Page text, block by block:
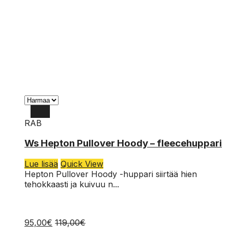
L
S
RAB
Ws Hepton Pullover Hoody – fleecehuppari
Lue lisää Quick View
Hepton Pullover Hoody -huppari siirtää hien
tehokkaasti ja kuivuu n...
95,00€ 119,00€